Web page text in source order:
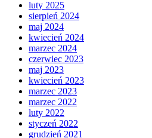
luty 2025
sierpień 2024
maj 2024
kwiecień 2024
marzec 2024
czerwiec 2023
maj 2023
kwiecień 2023
marzec 2023
marzec 2022
luty 2022
styczeń 2022
grudzień 2021